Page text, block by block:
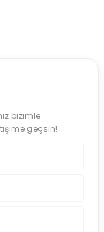
bizimle
geçsin!